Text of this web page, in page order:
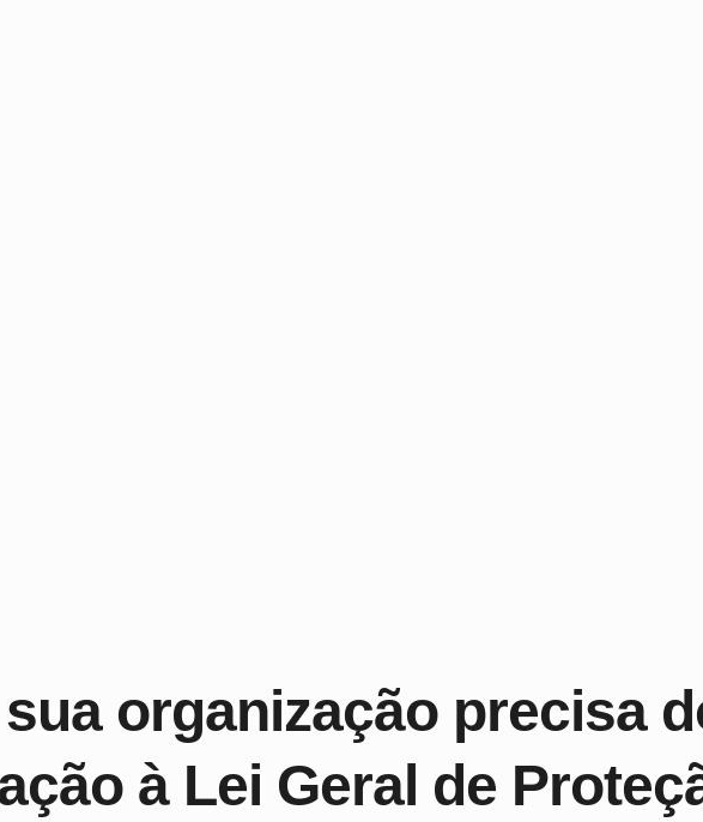
organização precisa
à Lei Geral de